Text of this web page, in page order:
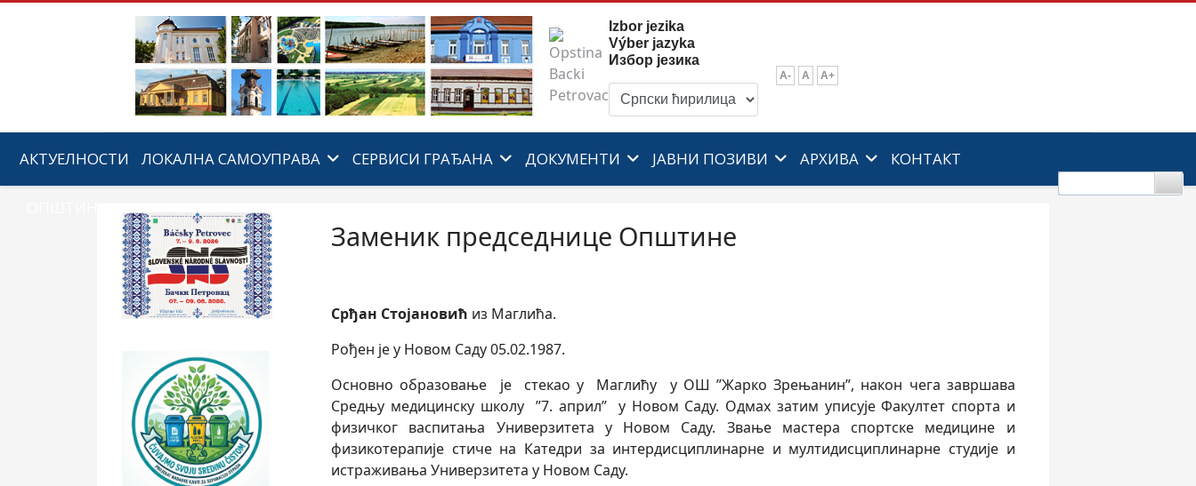
Izbor jezika
Výber jazyka
Избор језика
A- A A+
АКТУЕЛНОСТИ ЛОКАЛНА САМОУПРАВА СЕРВИСИ ГРАЂАНА ДОКУМЕНТИ ЈАВНИ ПОЗИВИ АРХИВА КОНТАКТ
Заменик председнице Општине
Срђан Стојановић из Маглића.
Рођен je у Новом Саду 05.02.1987.
Основно образовање je стекао у Маглићу у ОШ ”Жарко Зрењанин”, након чега завршава
Средњу медицинску школу ”7. април” у Новом Саду. Одмах затим уписује Факултет спорта и
физичког васпитања Универзитета у Новом Саду. Звање мастера спортске медицине и
физикотерапије стиче на Катедри за интердисциплинарне и мултидисциплинарне студије и
истраживања Универзитета у Новом Саду.